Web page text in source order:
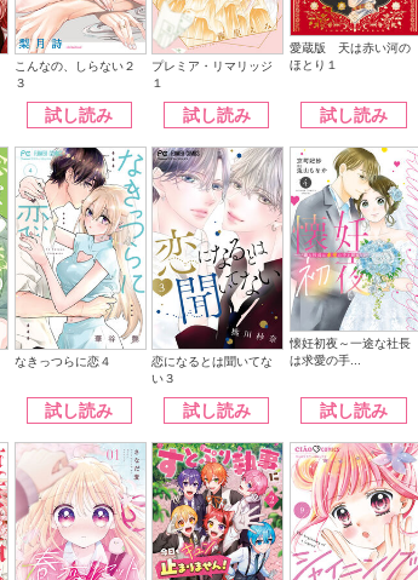
こんなの、しらない２
３
試し読み
プレミア・リマリッジ
１
試し読み
愛蔵版 天は赤い河の
ほとり１
試し読み
なきっつらに恋４
試し読み
恋になるとは聞いてな
い３
試し読み
懐妊初夜～一途な社長
は求愛の手...
試し読み